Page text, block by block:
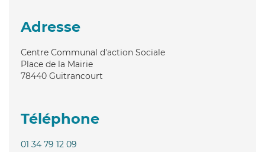
Adresse
Centre Communal d'action Sociale
Place de la Mairie
78440 Guitrancourt
Téléphone
01 34 79 12 09